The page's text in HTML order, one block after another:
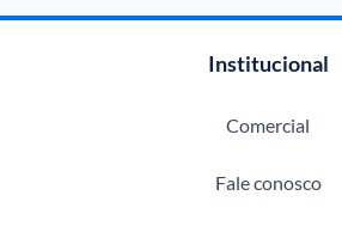
Institucional
Comercial
Fale conosco